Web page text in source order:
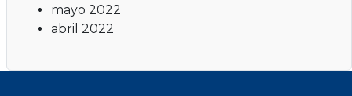
mayo 2022
abril 2022